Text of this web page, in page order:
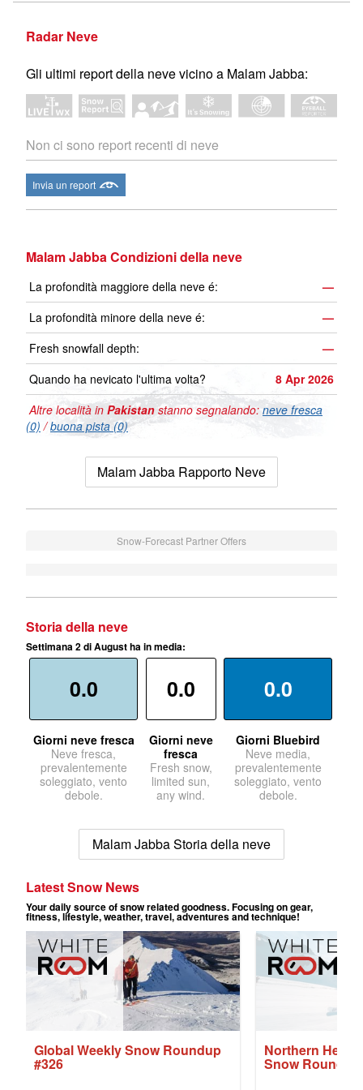
Radar Neve
Gli ultimi report della neve vicino a Malam Jabba:
Non ci sono report recenti di neve
Invia un report
Malam Jabba Condizioni della neve
La profondità maggiore della neve é:
—
La profondità minore della neve é:
—
Fresh snowfall depth:
—
Quando ha nevicato l'ultima volta?
8 Apr 2026
Altre località in Pakistan stanno segnalando: neve fresca
(0) /buona pista (0)
Malam Jabba Rapporto Neve
Snow-Forecast Partner Offers
Storia della neve
Settimana 2 di August ha in media:
0.0
Giorni neve fresca
Neve fresca,
prevalentemente
soleggiato, vento
debole.
0.0
Giorni neve
fresca
Fresh snow,
limited sun,
any wind.
0.0
Giorni Bluebird
Neve media,
prevalentemente
soleggiato, vento
debole.
Malam Jabba Storia della neve